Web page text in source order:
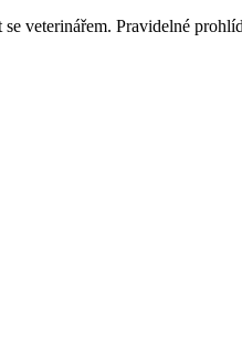
veterinářem. Pravidelné